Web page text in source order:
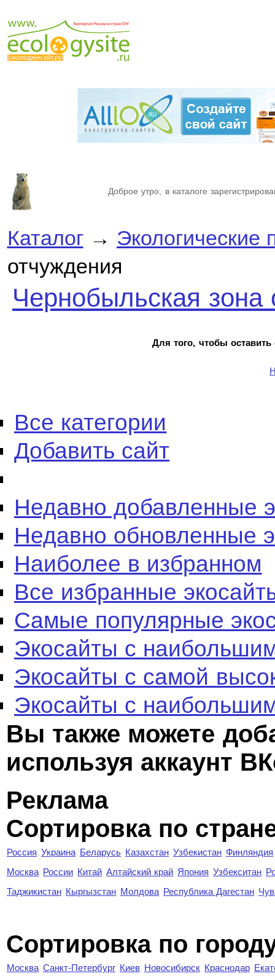
Доброе утро, в каталоге
Каталог→ Экологические
отчуждения
Чернобыльская зона
Для того, чтобы
Все категории
Добавить сайт
Недавно добавленные
Недавно обновленные
Наиболее в избранном
Все избранные
Самые популярные
Экосайты с
Экосайты с самой
Экосайты с
Вы также можете
используя аккаунт
Реклама
Сортировка по
Россия Украина Беларусь Казахстан Узбекистан Финляндия
Москва России Китай Алтайский край Япония Узбекситан
Таджикистан Кыргызстан Молдова Республика Дагестан
Cортировка по
Москва Санкт-Петербург Киев Новосибирск Краснодар